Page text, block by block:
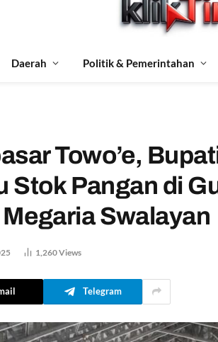
Daerah Politik & Pemerintahan
Towo’e,
Stok Pangan di
Swalayan
1,260Views
Telegram